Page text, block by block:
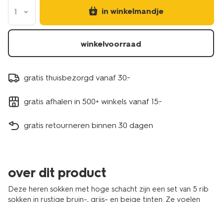
1 in winkelmandje
winkelvoorraad
gratis thuisbezorgd vanaf 30.-
gratis afhalen in 500+ winkels vanaf 15.-
gratis retourneren binnen 30 dagen
over dit product
Deze heren sokken met hoge schacht zijn een set van 5 rib
sokken in rustige bruin-, grijs- en beige tinten. Ze voelen